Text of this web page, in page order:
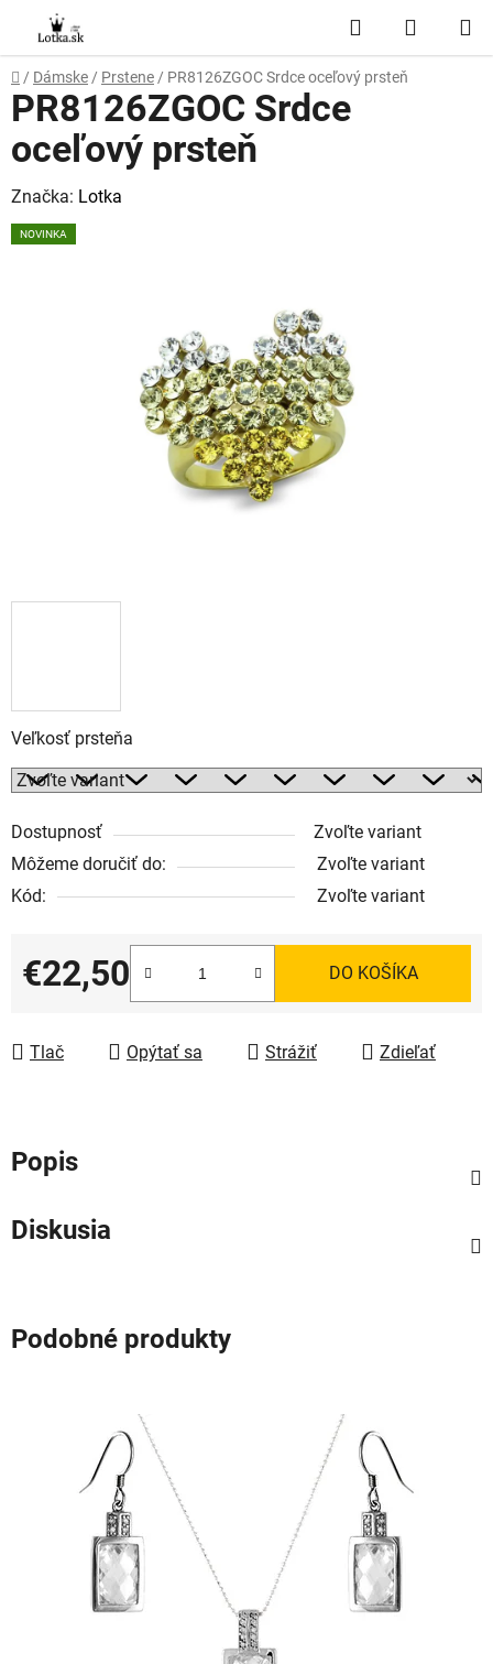
obsah
Hľadať
KOŠÍK
Domov
/ Dámske / Prstene / PR8126ZGOC Srdce oceľový prsteň
Veľkosť prsteňa
Dostupnosť
Zvoľte variant
Môžeme doručiť do:
Zvoľte variant
Kód:
Zvoľte variant
€22,50
Jednotková cena:
DO KOŠÍKA
Tlač Opýtať sa Strážiť Zdieľať
PR8126ZGOC Srdce
oceľový prsteň
Značka: Lotka
NOVINKA
Popis
Diskusia
Podobné produkty